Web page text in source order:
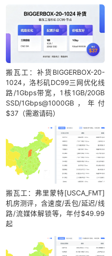
搬瓦工：补货BIGGERBOX-20-
1024，洛杉矶DC99三网优化线
路/1Gbps带宽，1核1GB/20GB
SSD/1Gbps@1000GB，年付
$37（需邀请码）
搬瓦工：弗里蒙特[USCA_FMT]
机房测评，含速度/丢包/延迟/线
路/流媒体解锁等，年付$49.99
起